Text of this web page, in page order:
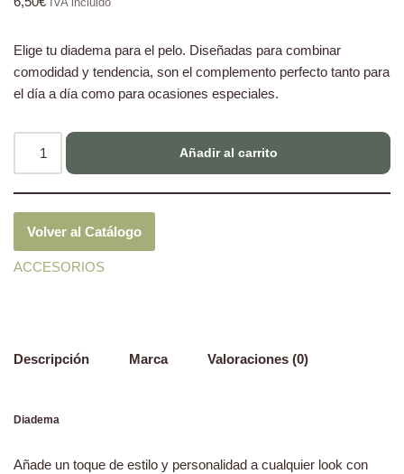
IVA incluido
Elige tu diadema para el pelo. Diseñadas para combinar
comodidad y tendencia, son el complemento perfecto tanto para
el día a día como para ocasiones especiales.
Añadir al carrito
Volver al Catálogo
ACCESORIOS
Descripción Marca Valoraciones (0)
Diadema
Añade un toque de estilo y personalidad a cualquier look con